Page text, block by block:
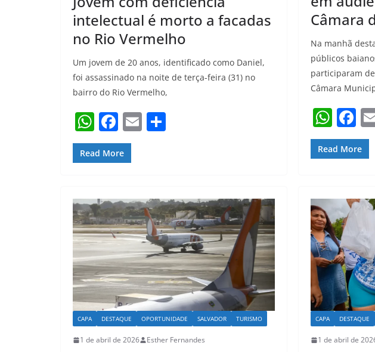
intelectual é morto a facadas
no Rio Vermelho
Um jovem de 20 anos, identificado como Daniel,
foi assassinado na noite de terça-feira (31) no
bairro do Rio Vermelho,
W
h
at
A
p
p
F
a
c
b
o
o
k
E
Read More
Câmara
Na manhã
públicos
participaram
Câmara
W
h
at
A
p
p
F
a
c
b
o
o
k
Read More
CAPA DESTAQUE OPORTUNIDADE SALVADOR TURISMO
1 de abril de 2026 Esther Fernandes
CAPA DESTAQUE
1 de abril de